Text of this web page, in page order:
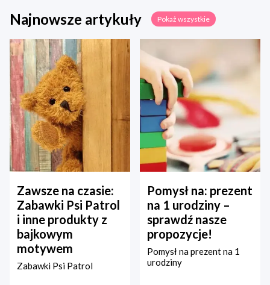
Najnowsze artykuły Pokaż wszystkie
Zawsze na czasie:
Zabawki Psi Patrol
i inne produkty z
bajkowym
motywem
Zabawki Psi Patrol
Pomysł na: prezent
na 1 urodziny –
sprawdź nasze
propozycje!
Pomysł na prezent na 1
urodziny